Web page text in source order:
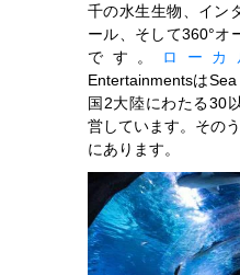
千の水生生物、イン
ール、そして360°オ
です。
ローカ
Entertainmentsは
国2大陸にわたる30
営しています。その
にあります。